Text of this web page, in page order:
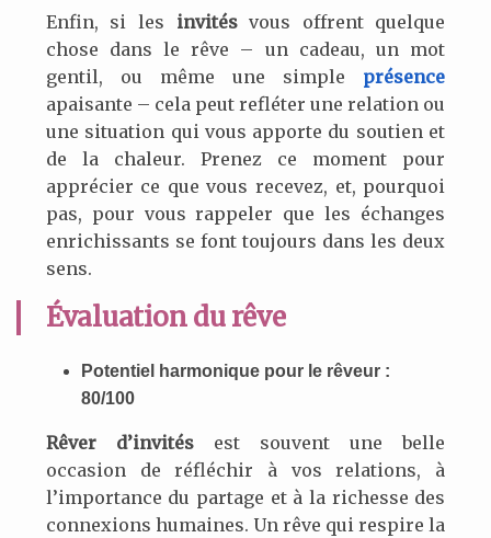
Enfin, si les invitésvous offrent quelque
chose dans le rêve – un cadeau, un mot
gentil, ou même une simple présence
apaisante – cela peut refléter une relation ou
une situation qui vous apporte du soutien et
de la chaleur. Prenez ce moment pour
apprécier ce que vous recevez, et, pourquoi
pas, pour vous rappeler que les échanges
enrichissants se font toujours dans les deux
sens.
Évaluation du rêve
Potentiel harmonique pour le rêveur :
80/100
Rêver d’invitésest souvent une belle
occasion de réfléchir à vos relations, à
l’importance du partage et à la richesse des
connexions humaines. Un rêve qui respire la